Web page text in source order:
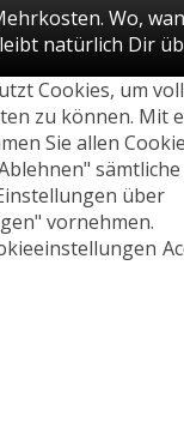
Wo,
natürlich Dir
Cookies, um
zu können. Mit
Sie allen
über
vornehmen.